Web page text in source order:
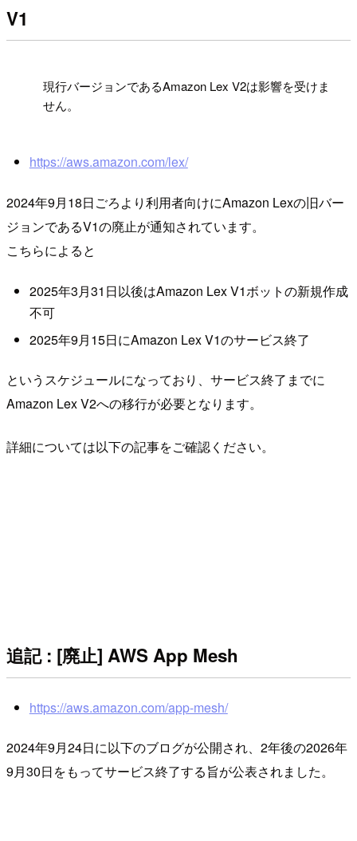
V1
現行バージョンであるAmazon Lex V2は影響を受けま
せん。
https://aws.amazon.com/lex/
2024年9月18日ごろより利用者向けにAmazon Lexの旧バー
ジョンであるV1の廃止が通知されています。
こちらによると
2025年3月31日以後はAmazon Lex V1ボットの新規作成
不可
2025年9月15日にAmazon Lex V1のサービス終了
というスケジュールになっており、サービス終了までに
Amazon Lex V2への移行が必要となります。
詳細については以下の記事をご確認ください。
追記 : [廃止] AWS App Mesh
https://aws.amazon.com/app-mesh/
2024年9月24日に以下のブログが公開され、2年後の2026年
9月30日をもってサービス終了する旨が公表されました。